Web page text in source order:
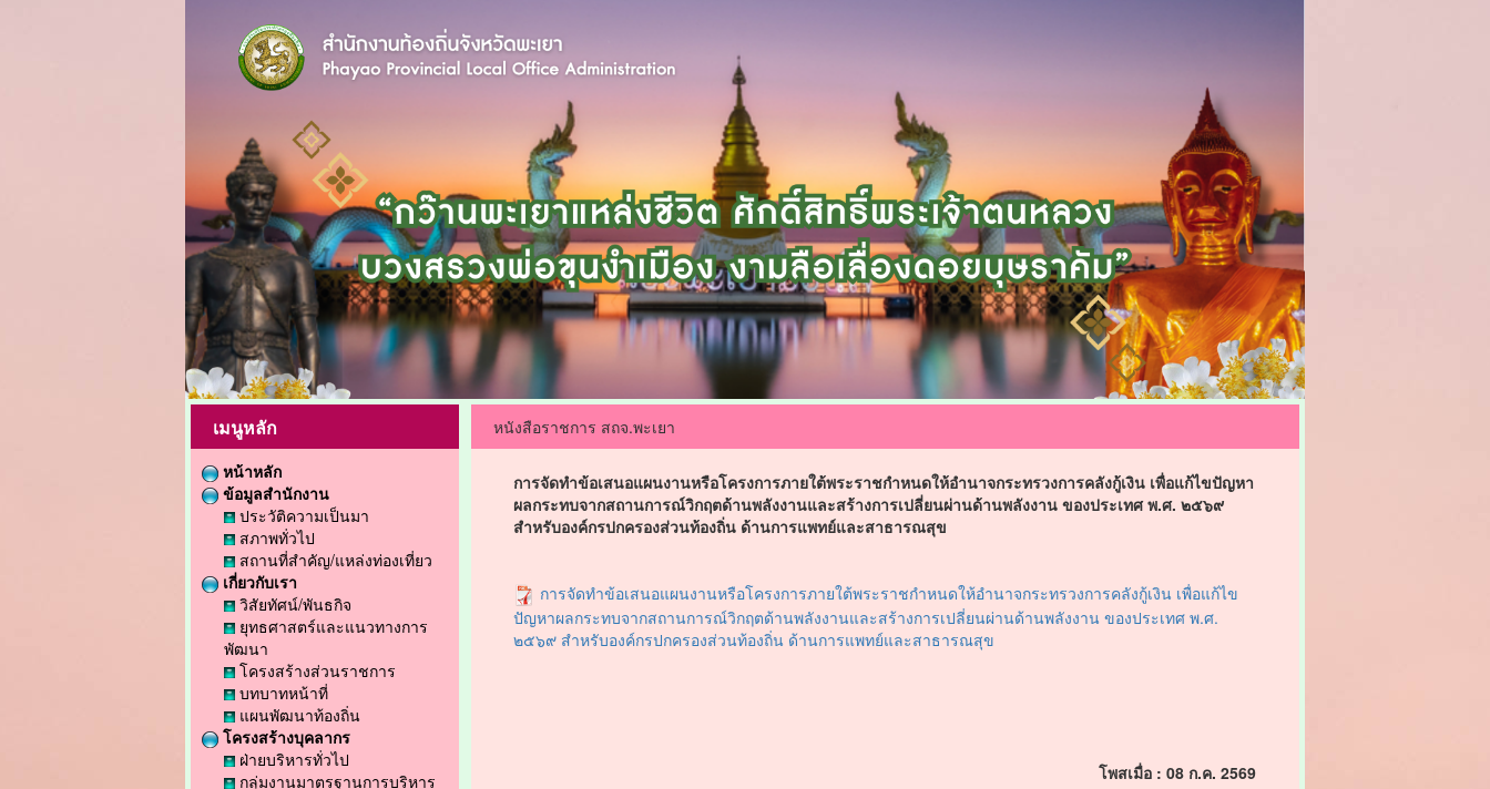
เมนูหลัก
หน้าหลัก
ข้อมูลสำนักงาน
ประวัติความเป็นมา
สภาพทั่วไป
สถานที่สำคัญ/แหล่งท่องเที่ยว
เกี่ยวกับเรา
วิสัยทัศน์/พันธกิจ
ยุทธศาสตร์และแนวทางการ
พัฒนา
โครงสร้างส่วนราชการ
บทบาทหน้าที่
แผนพัฒนาท้องถิ่น
โครงสร้างบุคลากร
ฝ่ายบริหารทั่วไป
กลุ่มงานมาตรฐานการบริหาร
หนังสือราชการ สถจ.พะเยา
การจัดทำข้อเสนอแผนงานหรือโครงการภายใต้พระราชกำหนดให้อำนาจกระทรวงการคลังกู้เงิน เพื่อแก้ไขปัญหา
ผลกระทบจากสถานการณ์วิกฤตด้านพลังงานและสร้างการเปลี่ยนผ่านด้านพลังงาน ของประเทศ พ.ศ. ๒๕๖๙
สำหรับองค์กรปกครองส่วนท้องถิ่น ด้านการแพทย์และสาธารณสุข
การจัดทำข้อเสนอแผนงานหรือโครงการภายใต้พระราชกำหนดให้อำนาจกระทรวงการคลังกู้เงิน เพื่อแก้ไข
ปัญหาผลกระทบจากสถานการณ์วิกฤตด้านพลังงานและสร้างการเปลี่ยนผ่านด้านพลังงาน ของประเทศ พ.ศ.
๒๕๖๙ สำหรับองค์กรปกครองส่วนท้องถิ่น ด้านการแพทย์และสาธารณสุข
โพสเมื่อ : 08 ก.ค. 2569